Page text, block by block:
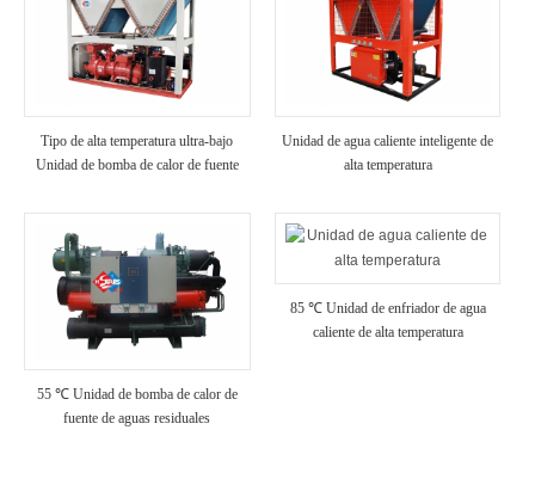
Tipo de alta temperatura ultra-bajo
Unidad de bomba de calor de fuente
Unidad de agua caliente inteligente de
alta temperatura
55 ℃ Unidad de bomba de calor de
fuente de aguas residuales
85 ℃ Unidad de enfriador de agua
caliente de alta temperatura